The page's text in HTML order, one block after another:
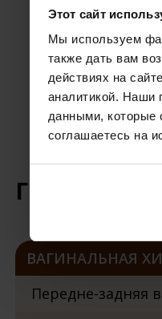
Этот сайт
Мы используем
также дать вам
действиях на
аналитикой. Наши
данными, которые
соглашаетесь на
сердечно-
нарушение
запущенное
ВАГИНАЛЬНАЯ
Передне-задняя